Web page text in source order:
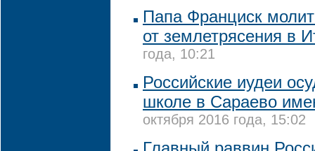
Папа Франциск
от землетрясения в
года, 10:21
Российские иудеи
школе в Сараево
октября 2016 года, 15:02